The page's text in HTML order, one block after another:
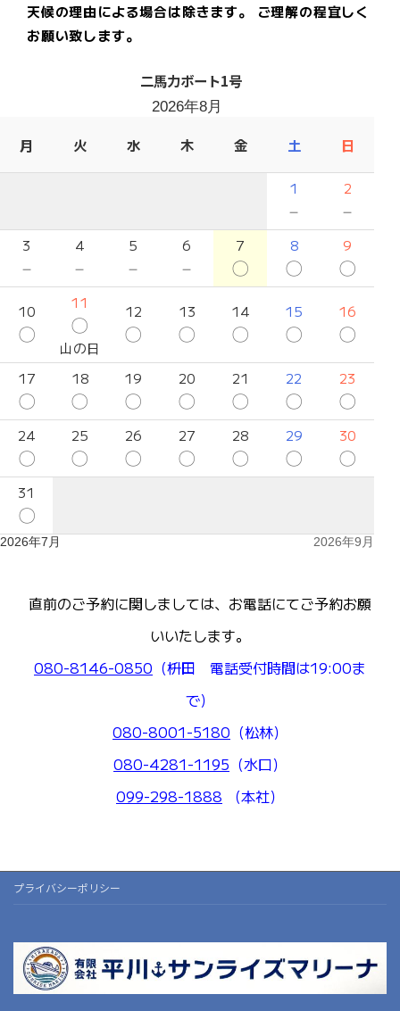
天候の理由による場合は除きます。 ご理解の程宜しく
お願い致します。
二馬力ボート1号
2026年8月
月 火 水 木 金 土 日
1
－
2
－
3
－
4
－
5
－
6
－
7
〇
8
〇
9
〇
10
〇
11
〇
山の日
12
〇
13
〇
14
〇
15
〇
16
〇
17
〇
18
〇
19
〇
20
〇
21
〇
22
〇
23
〇
24
〇
25
〇
26
〇
27
〇
28
〇
29
〇
30
〇
31
〇
2026年7月 2026年9月
直前のご予約に関しましては、お電話にてご予約お願
いいたします。
080-8146-0850 （枡田 電話受付時間は19:00ま
で）
080-8001-5180 （松林）
080-4281-1195 （水口）
099-298-1888 （本社）
プライバシーポリシー